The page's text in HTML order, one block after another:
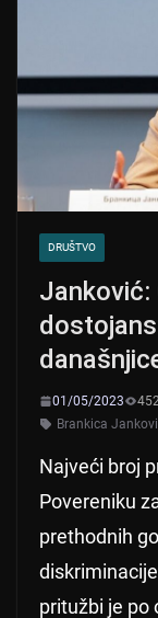
DRUŠTVO
Janković:
01/05/2023
Brankica
Najveći broj
Povereniku
prethodnih
pritužbi je po